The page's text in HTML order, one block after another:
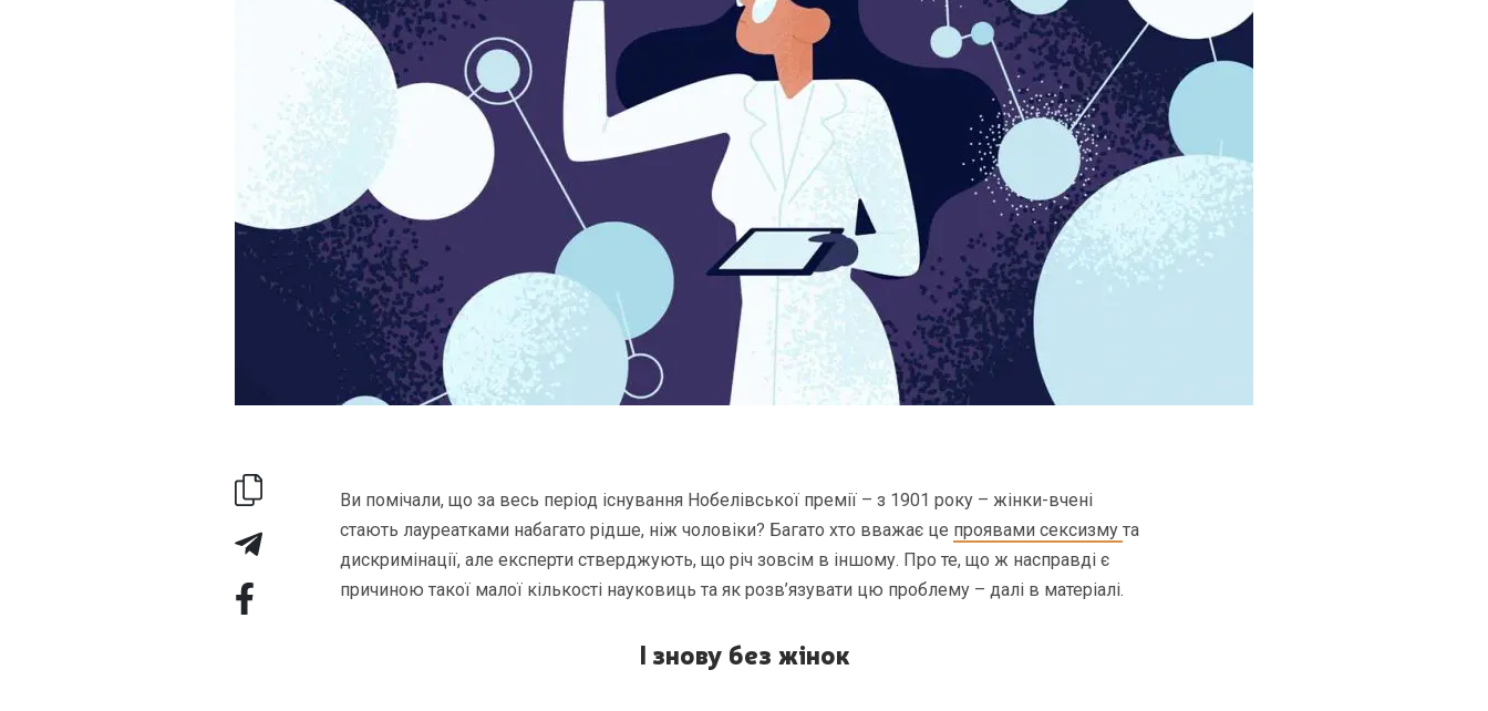
Ви помічали, що за весь період існування Нобелівської премії – з 1901 року – жінки-вчені
стають лауреатками набагато рідше, ніж чоловіки? Багато хто вважає це проявами сексизму та
дискримінації, але експерти стверджують, що річ зовсім в іншому. Про те, що ж насправді є
причиною такої малої кількості науковиць та як розв’язувати цю проблему – далі в матеріалі.
І знову без жінок